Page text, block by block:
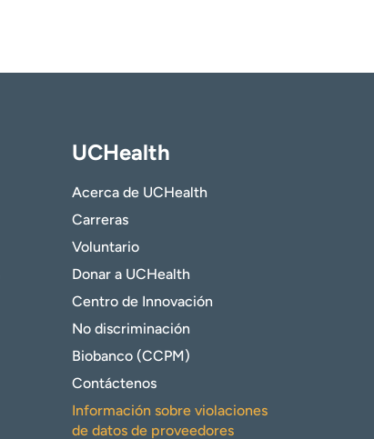
UCHealth
Acerca de UCHealth
Carreras
Voluntario
Donar a UCHealth
Centro de Innovación
No discriminación
Biobanco (CCPM)
Contáctenos
Información sobre violaciones
de datos de proveedores